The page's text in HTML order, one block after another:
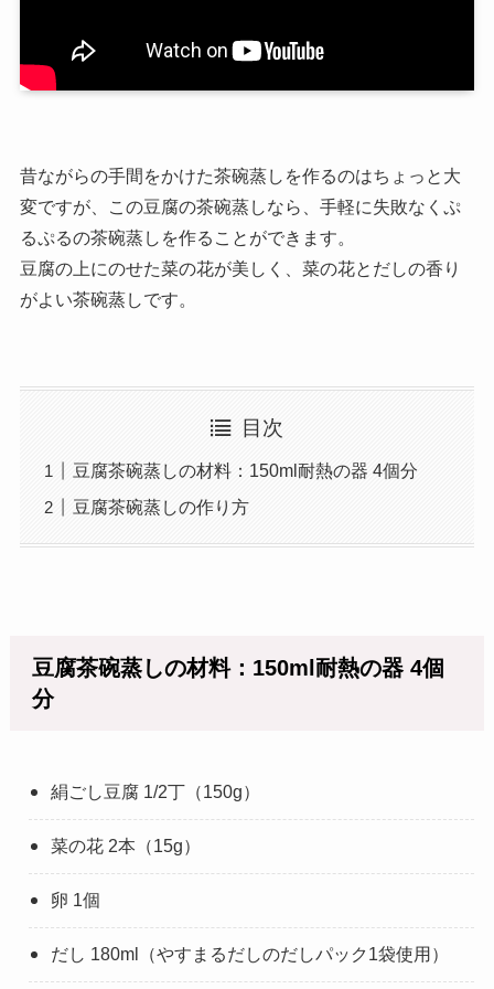
昔ながらの手間をかけた茶碗蒸しを作るのはちょっと大
変ですが、この豆腐の茶碗蒸しなら、手軽に失敗なくぷ
るぷるの茶碗蒸しを作ることができます。
豆腐の上にのせた菜の花が美しく、菜の花とだしの香り
がよい茶碗蒸しです。
目次
豆腐茶碗蒸しの材料：150ml耐熱の器 4個分
豆腐茶碗蒸しの作り方
豆腐茶碗蒸しの材料：150ml耐熱の器 4個
分
絹ごし豆腐 1/2丁（150g）
菜の花 2本（15g）
卵 1個
だし 180ml（やすまるだしのだしパック1袋使用）